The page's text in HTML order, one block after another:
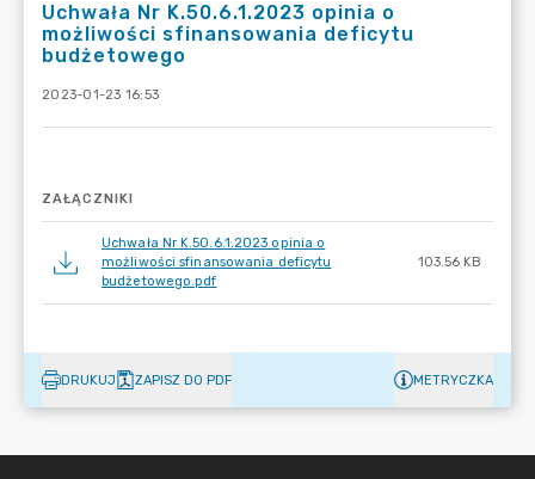
Uchwała Nr K.50.6.1.2023 opinia o
możliwości sfinansowania deficytu
budżetowego
2023-01-23 16:53
ZAŁĄCZNIKI
Uchwała Nr K.50.6.1.2023 opinia o
możliwości sfinansowania deficytu
budżetowego.pdf
103.56 KB
DRUKUJ ZAPISZ DO PDF METRYCZKA